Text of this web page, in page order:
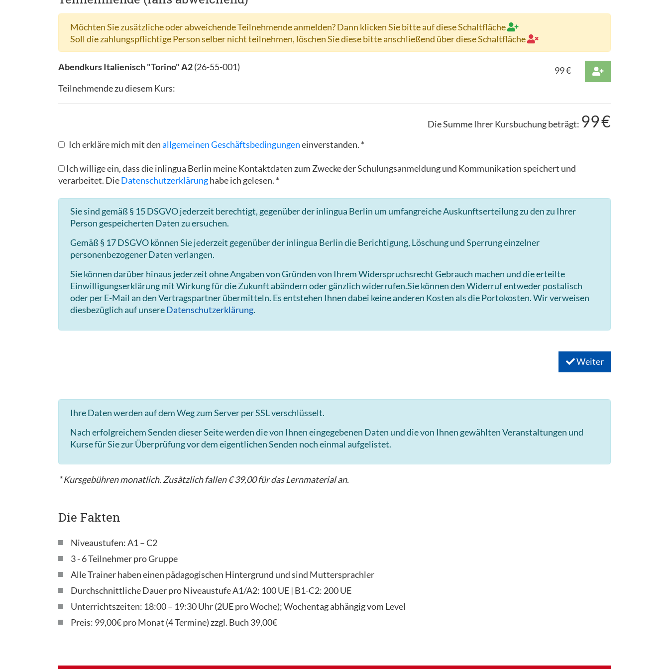
Möchten Sie zusätzliche oder abweichende Teilnehmende anmelden? Dann klicken Sie bitte auf diese Schaltfläche
Soll die zahlungspflichtige Person selber nicht teilnehmen, löschen Sie diese bitte anschließend über diese Schaltfläche
Abendkurs Italienisch "Torino" A2(26-55-001) 99€
Teilnehmende zu diesem Kurs:
Die Summe Ihrer Kursbuchung beträgt: 99€
Ich erkläre mich mit denallgemeinen Geschäftsbedingungeneinverstanden. *
Ich willige ein, dass die inlingua Berlin meine Kontaktdaten zum Zwecke der Schulungsanmeldung und Kommunikation speichert und
verarbeitet. DieDatenschutzerklärunghabe ich gelesen. *
Sie sind gemäß § 15 DSGVO jederzeit berechtigt, gegenüber der inlingua Berlin um umfangreiche Auskunftserteilung zu den zu Ihrer
Person gespeicherten Daten zu ersuchen.
Gemäß § 17 DSGVO können Sie jederzeit gegenüber der inlingua Berlin die Berichtigung, Löschung und Sperrung einzelner
personenbezogener Daten verlangen.
Sie können darüber hinaus jederzeit ohne Angaben von Gründen von Ihrem Widerspruchsrecht Gebrauch machen und die erteilte
Einwilligungserklärung mit Wirkung für die Zukunft abändern oder gänzlich widerrufen.Sie können den Widerruf entweder postalisch
oder per E-Mail an den Vertragspartner übermitteln. Es entstehen Ihnen dabei keine anderen Kosten als die Portokosten. Wir verweisen
diesbezüglich auf unsereDatenschutzerklärung.
Weiter
Ihre Daten werden auf dem Weg zum Server per SSL verschlüsselt.
Nach erfolgreichem Senden dieser Seite werden die von Ihnen eingegebenen Daten und die von Ihnen gewählten Veranstaltungen und
Kurse für Sie zur Überprüfung vor dem eigentlichen Senden noch einmal aufgelistet.
* Kursgebühren monatlich. Zusätzlich fallen € 39,00 für das Lernmaterial an.
Die Fakten
Niveaustufen: A1 – C2
3 - 6 Teilnehmer pro Gruppe
Alle Trainer haben einen pädagogischen Hintergrund und sind Muttersprachler
Durchschnittliche Dauer pro Niveaustufe A1/A2: 100 UE | B1-C2: 200 UE
Unterrichtszeiten: 18:00 – 19:30 Uhr (2UE pro Woche); Wochentag abhängig vom Level
Preis: 99,00€ pro Monat (4 Termine) zzgl. Buch 39,00€